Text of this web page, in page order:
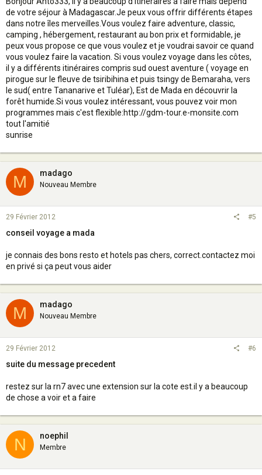
de votre séjour à Madagascar.Je peux vous offrir différents étapes
dans notre îles merveilles.Vous voulez faire adventure, classic,
camping , hébergement, restaurant au bon prix et formidable, je
peux vous propose ce que vous voulez et je voudrai savoir ce quand
vous voulez faire la vacation. Si vous voulez voyage dans les côtes,
il y a différents itinéraires compris sud ouest aventure ( voyage en
pirogue sur le fleuve de tsiribihina et puis tsingy de Bemaraha, vers
le sud( entre Tananarive et Tuléar), Est de Mada en découvrir la
forêt humide.Si vous voulez intéressant, vous pouvez voir mon
programmes mais c'est flexible:http://gdm-tour.e-monsite.com
tout l'amitié
sunrise
M madago
Nouveau Membre
29 Février 2012 #5
conseil voyage a mada
je connais des bons resto et hotels pas chers, correct.contactez moi
en privé si ça peut vous aider
M madago
Nouveau Membre
29 Février 2012 #6
suite du message precedent
restez sur la rn7 avec une extension sur la cote est.il y a beaucoup
de chose a voir et a faire
N noephil
Membre